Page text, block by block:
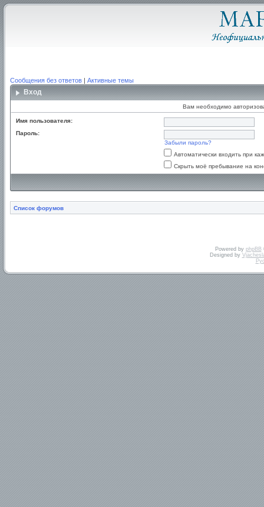
Сообщения без ответов | Активные темы
Вход
Вам необходимо
Имя пользователя:
Пароль:
Забыли пароль?
Автоматически входить при
Скрыть моё пребывание на
Список форумов
Powered by phpBB
Designed by